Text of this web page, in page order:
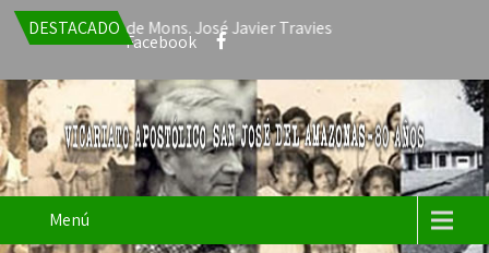
DESTACADO
renuncia de Mons. José Javier Travieso como Vicario
Facebook
Menú